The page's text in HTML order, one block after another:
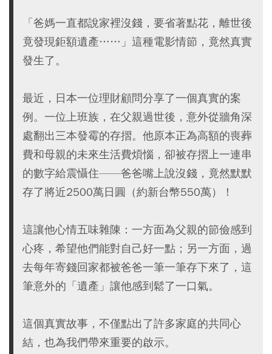
「爸媽一直都說家裡沒錢，要省著點花，離世後
竟發現鉅額遺產……」這種電影情節，竟然真實
發生了。
最近，日本一位理財顧問分享了一個真實的案
例。一位上班族，在父親過世後，意外從牆角深
處翻出三本發霉的存摺。他原本正為高額的喪葬
費和母親的未來生活費煩惱，卻被存摺上一連串
的數字給震懾住——爸爸嘴上說沒錢，竟然默默
存了將近2500萬日圓（約新台幣550萬）！
這讓他心情五味雜陳：一方面為父親的節儉感到
心疼，希望他們能對自己好一點；另一方面，過
去每年寄錢回家都被爸爸一筆一筆存下來了，這
筆意外的「遺產」讓他感到鬆了一口氣。
這個真實故事，不僅點出了許多家庭的共同心
結，也為我們帶來重要的啟示。